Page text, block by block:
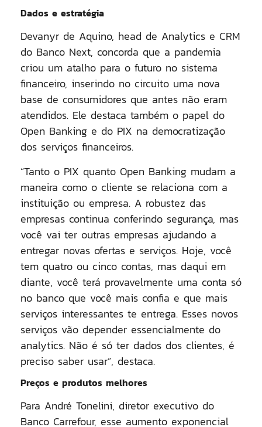
Dados e estratégia
Devanyr de Aquino, head de Analytics e CRM
do Banco Next, concorda que a pandemia
criou um atalho para o futuro no sistema
financeiro, inserindo no circuito uma nova
base de consumidores que antes não eram
atendidos. Ele destaca também o papel do
Open Banking e do PIX na democratização
dos serviços financeiros.
“Tanto o PIX quanto Open Banking mudam a
maneira como o cliente se relaciona com a
instituição ou empresa. A robustez das
empresas continua conferindo segurança, mas
você vai ter outras empresas ajudando a
entregar novas ofertas e serviços. Hoje, você
tem quatro ou cinco contas, mas daqui em
diante, você terá provavelmente uma conta só
no banco que você mais confia e que mais
serviços interessantes te entrega. Esses novos
serviços vão depender essencialmente do
analytics. Não é só ter dados dos clientes, é
preciso saber usar”, destaca.
Preços e produtos melhores
Para André Tonelini, diretor executivo do
Banco Carrefour, esse aumento exponencial